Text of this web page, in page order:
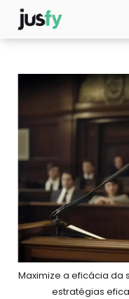
Maximize a eficácia da
estratégias